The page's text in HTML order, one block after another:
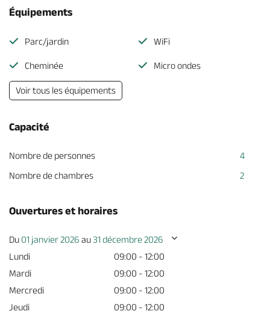
Équipements
Parc/jardin WiFi
Cheminée Micro ondes
Voir tous les équipements
Capacité
Nombre de personnes
4
Nombre de chambres
2
Ouvertures et horaires
Du 01 janvier 2026 au31 décembre 2026
Lundi
09:00 - 12:00
Mardi
09:00 - 12:00
Mercredi
09:00 - 12:00
Jeudi
09:00 - 12:00